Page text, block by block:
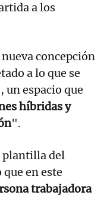
a los
concepción
a lo que se
espacio que
híbridas y
".
plantilla del
en este
trabajadora